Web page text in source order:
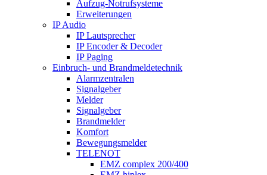
Aufzug-Notrufsysteme
Erweiterungen
IP Audio
IP Lautsprecher
IP Encoder & Decoder
IP Paging
Einbruch- und Brandmeldetechnik
Alarmzentralen
Signalgeber
Melder
Signalgeber
Brandmelder
Komfort
Bewegungsmelder
TELENOT
EMZ complex 200/400